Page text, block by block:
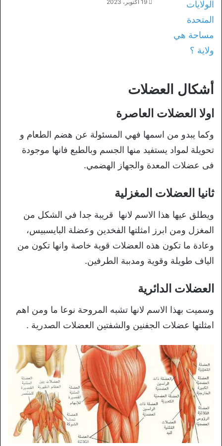
19 أكتوبر، 2023
أشكال العضلات
اولا العضلات العاصرة
وكما يبدو من اسمها فهي المسئولة عن هضم الطعام و
تحويلة لمواد يستفيد منها الجسم وبالطبع فانها موجودة
فى عضلات المعدة والجهاز الهضمي.
ثانيا العضلات المغزلية
ويطلق عيها هذا الاسم لانها قريبة جدا في الشكل من
المغزل ومن ابرز امثلتها الفخدين وعضلة البايسبيس،
وعادة ما تكون هذه العضلات قوية خاصة وانها تكون من
الياف طويلة وقوية ومدببة الطرفين.
العضلات الدائرية
وسميت بهذا الاسم لانها تشبه المروحة نوعا ما ومن اهم
امثلتها عضلات الجفنين والشفتين العضلات الصدرية .